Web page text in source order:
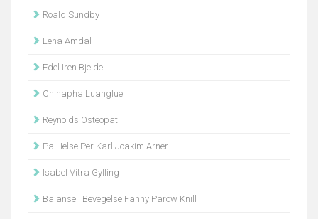
Roald Sundby
Lena Amdal
Edel Iren Bjelde
Chinapha Luanglue
Reynolds Osteopati
Pa Helse Per Karl Joakim Arner
Isabel Vitra Gylling
Balanse I Bevegelse Fanny Parow Knill